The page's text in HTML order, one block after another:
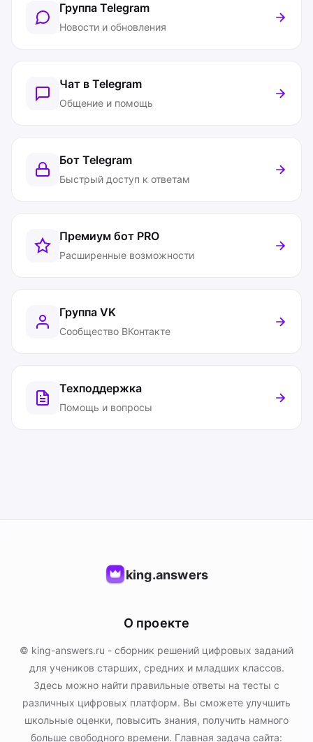
Группа Telegram
Новости и обновления
Чат в Telegram
Общение и помощь
Бот Telegram
Быстрый доступ к ответам
Премиум бот PRO
Расширенные возможности
Группа VK
Сообщество ВКонтакте
Техподдержка
Помощь и вопросы
king.answers
О проекте
© king-answers.ru - сборник решений цифровых заданий
для учеников старших, средних и младших классов.
Здесь можно найти правильные ответы на тесты с
различных цифровых платформ. Вы сможете улучшить
школьные оценки, повысить знания, получить намного
больше свободного времени. Главная задача сайта: